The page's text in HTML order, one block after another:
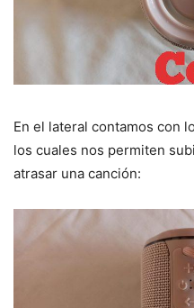
En el lateral contamos con
los cuales nos permiten
atrasar una canción: